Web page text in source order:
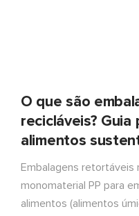
O que são
recicláveis? Guia
alimentos
Embalagens
monomaterial PP para
alimentos (alimentos